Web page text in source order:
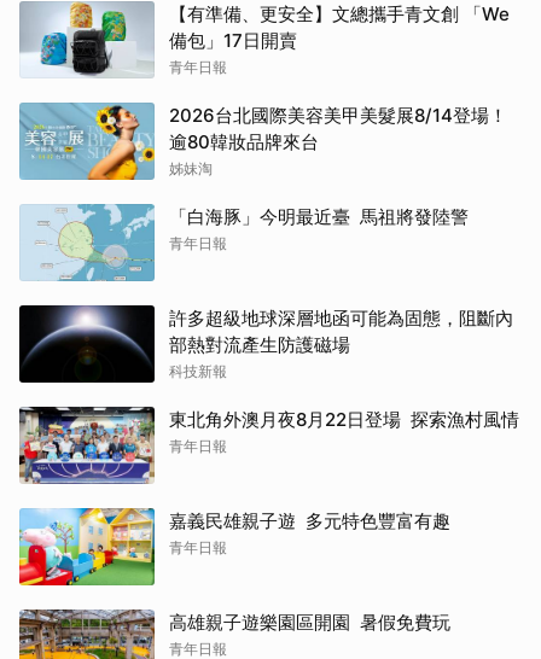
【有準備、更安全】文總攜手青文創 「We
備包」17日開賣
青年日報
2026台北國際美容美甲美髮展8/14登場！
逾80韓妝品牌來台
姊妹淘
「白海豚」今明最近臺 馬祖將發陸警
青年日報
許多超級地球深層地函可能為固態，阻斷內
部熱對流產生防護磁場
科技新報
東北角外澳月夜8月22日登場 探索漁村風情
青年日報
嘉義民雄親子遊 多元特色豐富有趣
青年日報
高雄親子遊樂園區開園 暑假免費玩
青年日報